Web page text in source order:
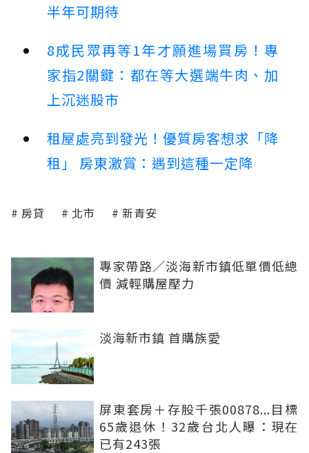
半年可期待
8成民眾再等1年才願進場買房！專
家指2關鍵：都在等大選端牛肉、加
上沉迷股市
租屋處亮到發光！優質房客想求「降
租」 房東激賞：遇到這種一定降
房貸 北市 新青安
專家帶路／淡海新市鎮低單價低總
價 減輕購屋壓力
淡海新市鎮 首購族愛
屏東套房＋存股千張00878...目標
65歲退休！32歲台北人曝：現在
已有243張